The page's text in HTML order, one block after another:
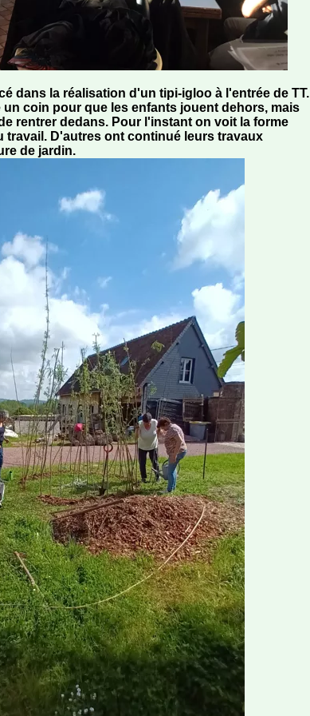
dans la réalisation d'un tipi-igloo à l'entrée de TT.
un coin pour que les enfants jouent dehors, mais
rentrer dedans. Pour l'instant on voit la forme
travail. D'autres ont continué leurs travaux
de jardin.